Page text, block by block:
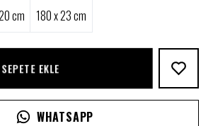
cm 180 x 23 cm
SEPETE EKLE
WHATSAPP